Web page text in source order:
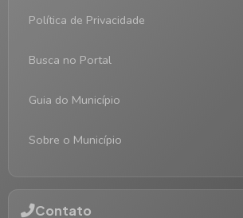
Política de Privacidade
Busca no Portal
Guia do Município
Sobre o Município
Contato